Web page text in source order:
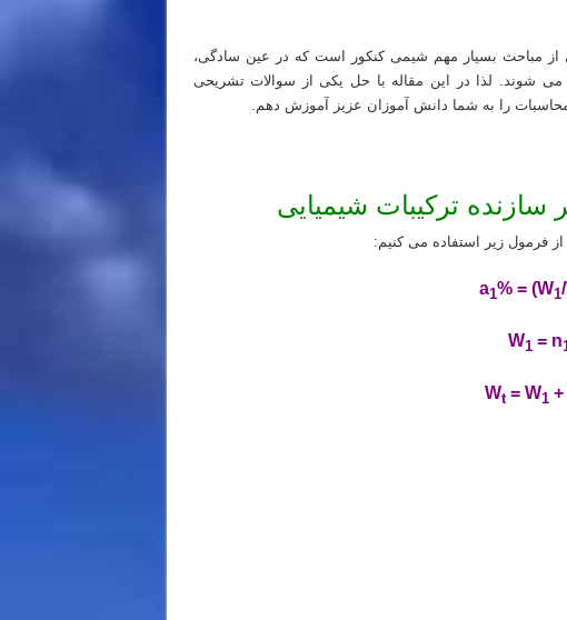
از مباحث بسیار مهم شیمی کنکور است که در عین سادگی،
شوند. لذا در این مقاله با حل یکی از سوالات تشریحی
را به شما دانش آموزان عزیز آموزش دهم.
ترکیبات شیمیایی
فرمول زیر استفاده می کنیم:
a1% = (W1
W1 = n
Wt= W1 +